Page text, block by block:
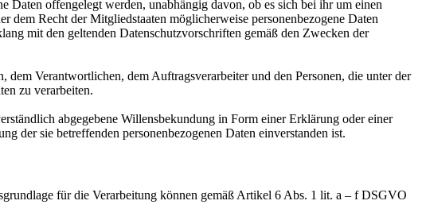
Daten offengelegt werden, unabhängig davon, ob es sich bei ihr um einen
dem Recht der Mitgliedstaaten möglicherweise personenbezogene Daten
mit den geltenden Datenschutzvorschriften gemäß den Zwecken der
Verantwortlichen, dem Auftragsverarbeiter und den Personen, die unter der
zu verarbeiten.
abgegebene Willensbekundung in Form einer Erklärung oder einer
der sie betreffenden personenbezogenen Daten einverstanden ist.
für die Verarbeitung können gemäß Artikel 6 Abs. 1 lit. a – f DSGVO